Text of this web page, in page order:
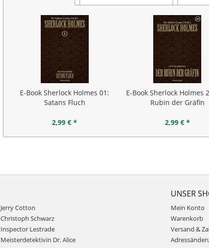
E-Book Sherlock Holmes 01:
Satans Fluch
2,99 € *
E-Book Sherlock Holmes
Rubin der Gräfin
2,99 € *
Jerry Cotton
Christoph Schwarz
Inspector Lestrade
Meisterdetektivin Dr. Alice
UNSER
Mein Konto
Warenkorb
Versand &